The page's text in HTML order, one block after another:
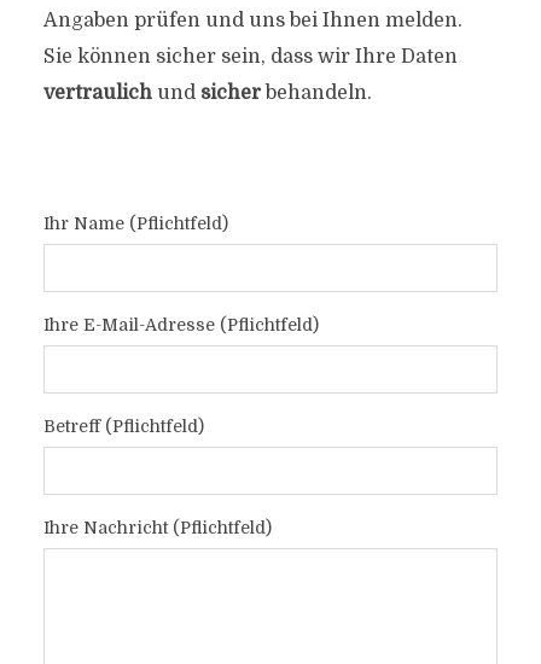
Angaben prüfen und uns bei Ihnen melden.
Sie können sicher sein, dass wir Ihre Daten
vertraulichund sicherbehandeln.
Ihr Name (Pflichtfeld)
Ihre E-Mail-Adresse (Pflichtfeld)
Betreff (Pflichtfeld)
Ihre Nachricht (Pflichtfeld)